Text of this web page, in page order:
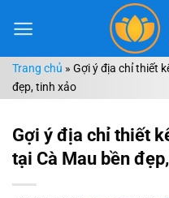
đến
dungTrang chủ » Gợi ý địa chỉ thiết
đẹp, tinh xảo
Gợi ý địa chỉ thiết
tại Cà Mau bền